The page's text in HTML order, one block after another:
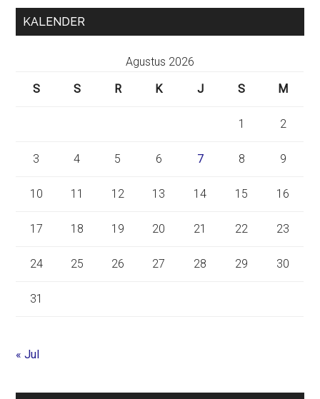
KALENDER
Agustus 2026
S
S R K J S M
1 2
3 4 5 6 7 8 9
10 11 12 13 14 15 16
17 18 19 20 21 22 23
24 25 26 27 28 29 30
31
« Jul